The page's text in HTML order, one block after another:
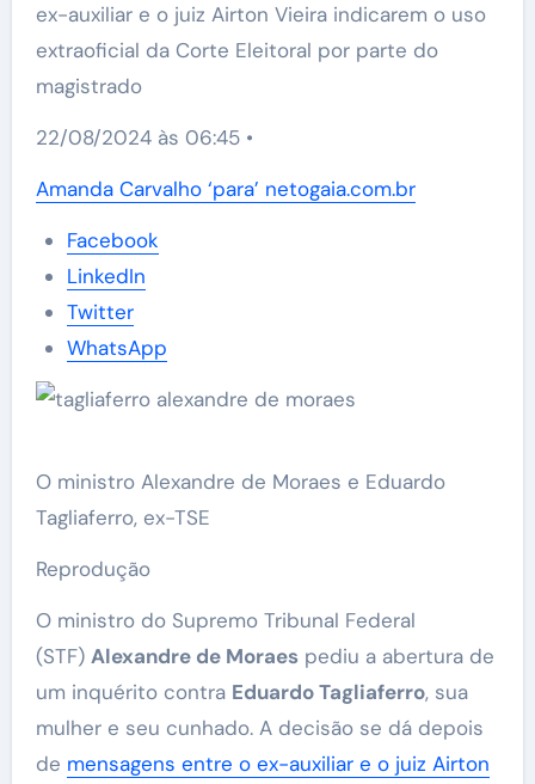
ex-auxiliar e o juiz Airton Vieira indicarem o uso
extraoficial da Corte Eleitoral por parte do
magistrado
22/08/2024 às 06:45 •
Amanda Carvalho ‘para’ netogaia.com.br
Facebook
LinkedIn
Twitter
WhatsApp
O ministro Alexandre de Moraes e Eduardo
Tagliaferro, ex-TSE
Reprodução
O ministro do Supremo Tribunal Federal
(STF) Alexandre de Moraespediu a abertura de
um inquérito contra Eduardo Tagliaferro, sua
mulher e seu cunhado. A decisão se dá depois
de mensagens entre o ex-auxiliar e o juiz Airton